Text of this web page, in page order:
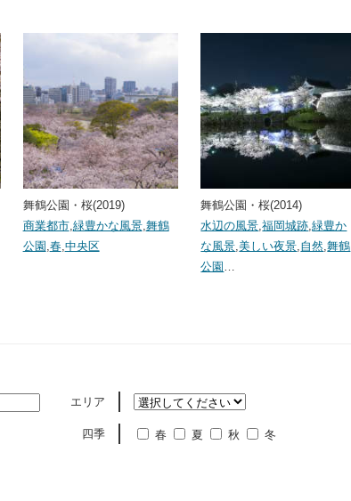
舞鶴公園・桜(2019)
商業都市, 緑豊かな風景, 舞鶴
公園 春, 中央区
舞鶴公園・桜(2014)
水辺の風景 ,福岡城跡 ,緑豊か
な風景 ,美しい夜景 自然 ,舞鶴
公園
エリア
四季 春 夏 秋 冬